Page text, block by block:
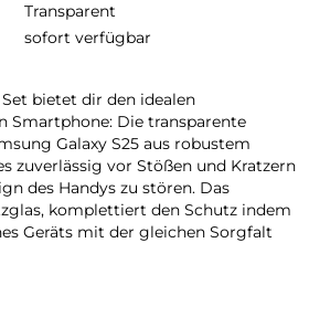
Transparent
sofort verfügbar
bietet dir den idealen
Smartphone: Die transparente
Galaxy S25 aus robustem
zuverlässig vor Stößen und Kratzern
des Handys zu stören. Das
komplettiert den Schutz indem
Geräts mit der gleichen Sorgfalt